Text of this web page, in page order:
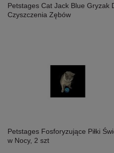
Petstages Cat Jack Blue Gryzak
Czyszczenia Zębów
Petstages Fosforyzujące Piłki
w Nocy, 2 szt